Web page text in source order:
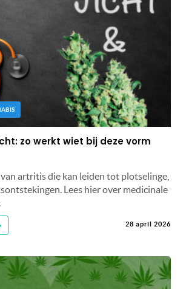
zo werkt wiet bij deze vorm
van artritis die kan leiden tot plotselinge,
Lees hier over medicinale
28 april 2026